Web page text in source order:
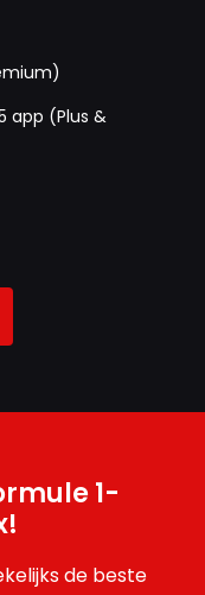
app (Plus &
1-
de beste